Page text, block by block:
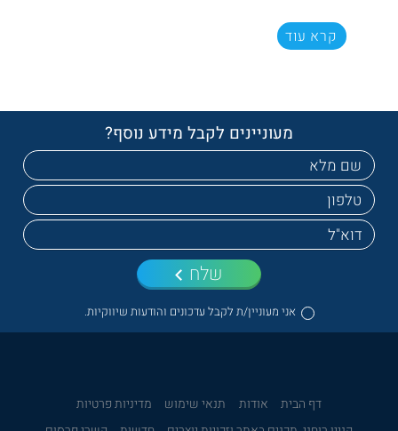
קרא עוד
מעוניינים לקבל מידע נוסף?
אני מעוניין/ת לקבל עדכונים והודעות שיווקיות.
שלח
דף הבית אודות תנאי שימוש
מדיניות פרטיות